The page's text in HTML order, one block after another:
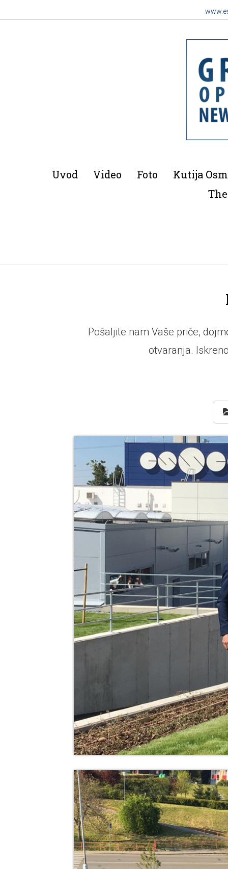
Uvod Video Foto
Kutija
Pošaljite nam Vaše priče,
otvaranja.